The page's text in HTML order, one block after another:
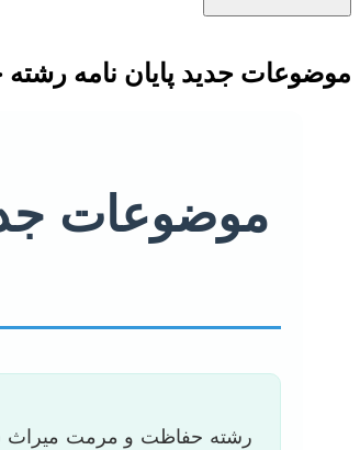
موضوعات جدید پایان نامه رشته
موضوعات
رشته حفاظت و مرمت میراث